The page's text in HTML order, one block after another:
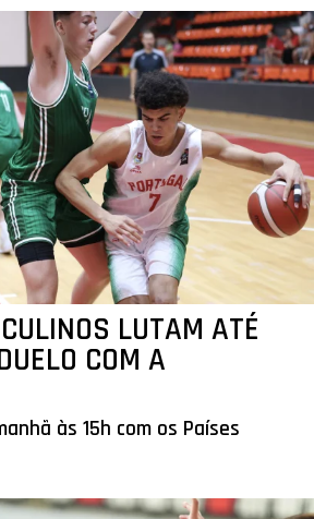
LUTAM ATÉ
COM A
às 15h com os Países